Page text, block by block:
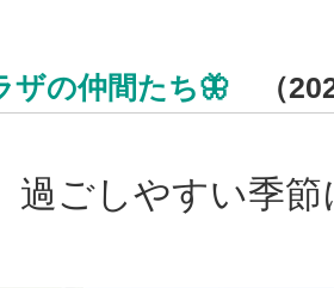
ザの仲間たち🦋 （
過ごしやすい季